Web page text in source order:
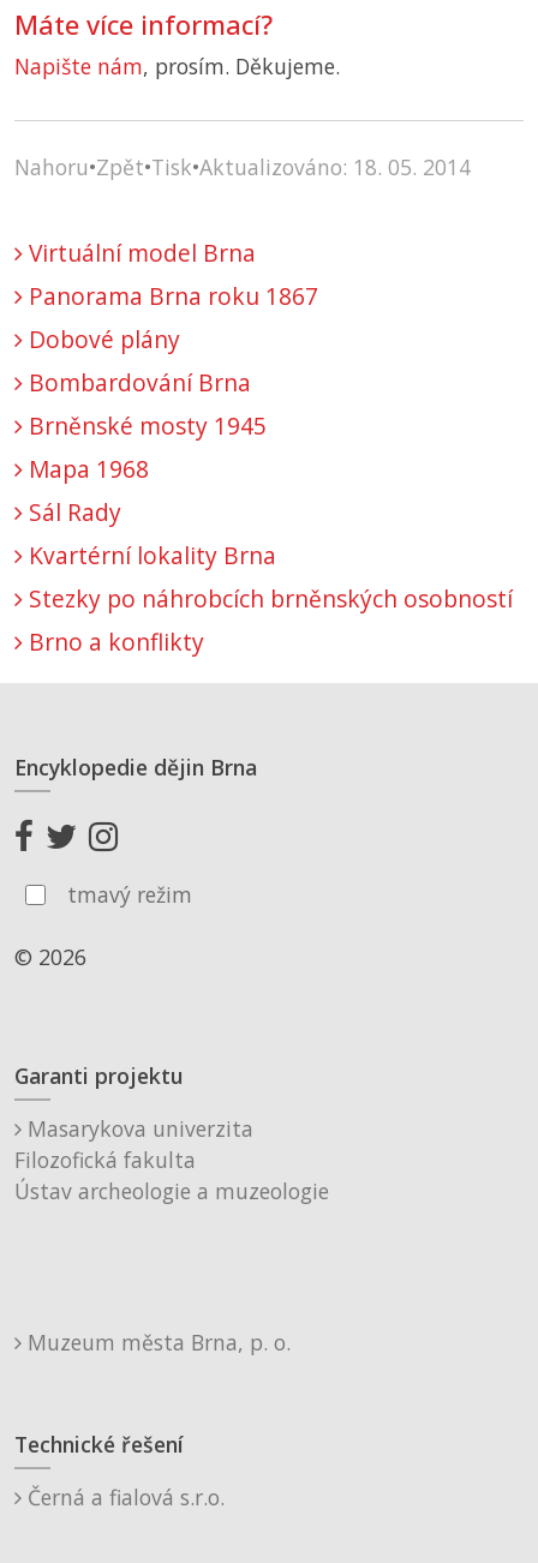
Máte více informací?
Napište nám, prosím. Děkujeme.
Nahoru•Zpět•Tisk•Aktualizováno: 18. 05. 2014
Virtuální model Brna
Panorama Brna roku 1867
Dobové plány
Bombardování Brna
Brněnské mosty 1945
Mapa 1968
Sál Rady
Kvartérní lokality Brna
Stezky po náhrobcích brněnských osobností
Brno a konflikty
Encyklopedie dějin Brna
tmavý režim
© 2026
Garanti projektu
Masarykova univerzita
Filozofická fakulta
Ústav archeologie a muzeologie
Muzeum města Brna, p. o.
Technické řešení
Černá a fialová s.r.o.